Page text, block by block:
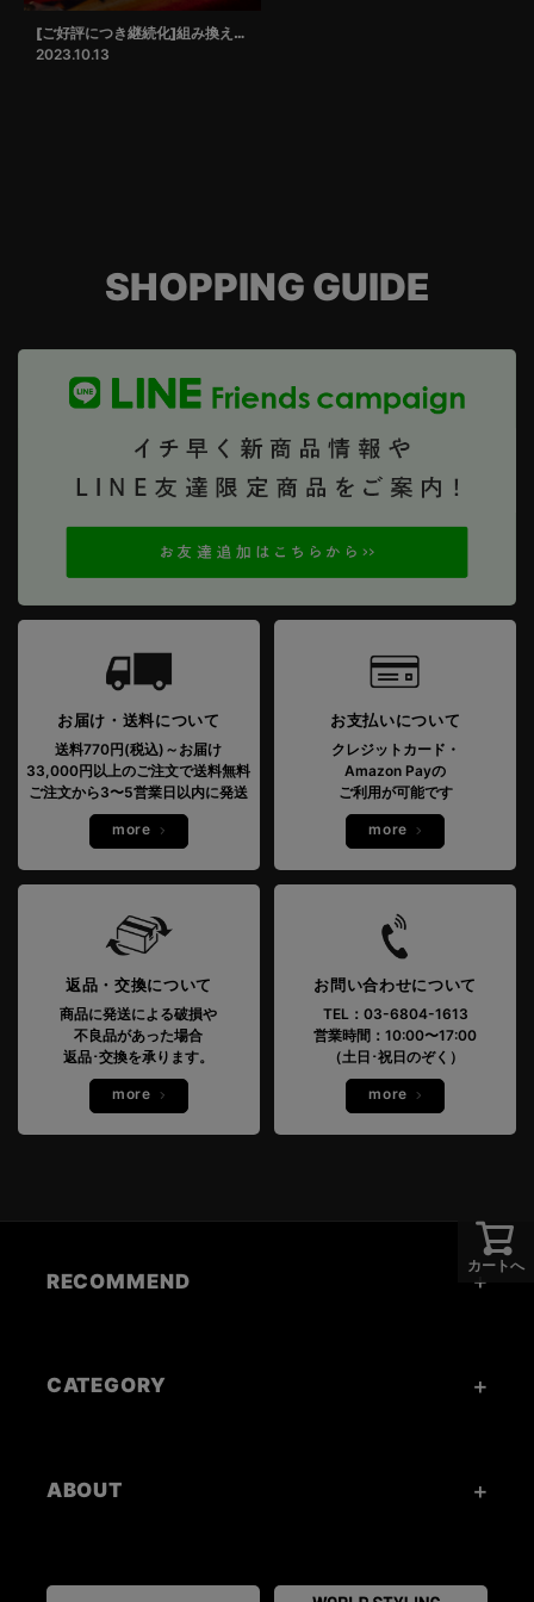
カートへ
[ご好評につき継続化]組み換えサービス
2023.10.13
SHOPPING GUIDE
お届け・送料について
送料770円(税込)～お届け
33,000円以上のご注文で送料無料
ご注文から3〜5営業日以内に発送
more
お支払いについて
クレジットカード・
Amazon Payの
ご利用が可能です
more
返品・交換について
商品に発送による破損や
不良品があった場合
返品･交換を承ります。
more
お問い合わせについて
TEL：03-6804-1613
営業時間：10:00〜17:00
（土日･祝日のぞく）
more
RECOMMEND
CATEGORY
ABOUT